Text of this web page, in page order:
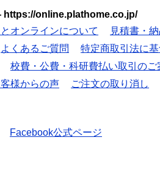
https://online.plathome.co.jp/
オンラインについて
見積書・
よくあるご質問
特定商取引法に
校費・公費・科研費払い取引のご
様からの声 ご注文の取り消し
Facebook公式ページ